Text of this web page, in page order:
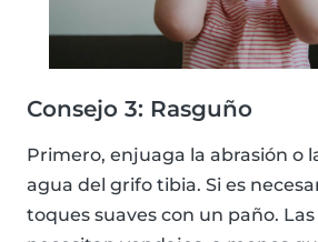
Consejo 3: Rasguño
Primero, enjuaga la abrasión o
agua del grifo tibia. Si es
toques suaves con un paño.